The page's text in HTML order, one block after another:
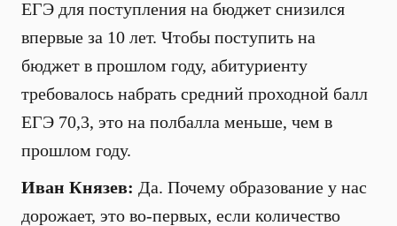
ЕГЭ для поступления на бюджет снизился
впервые за 10 лет. Чтобы поступить на
бюджет в прошлом году, абитуриенту
требовалось набрать средний проходной балл
ЕГЭ 70,3, это на полбалла меньше, чем в
прошлом году.
Иван Князев: Да. Почему образование у нас
дорожает, это во-первых, если количество